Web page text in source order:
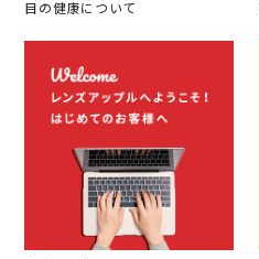
目の健康について